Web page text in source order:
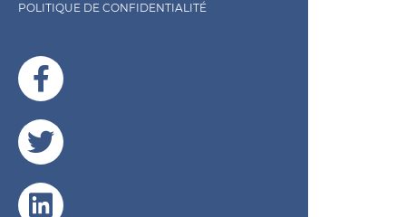
POLITIQUE DE CONFIDENTIALITÉ